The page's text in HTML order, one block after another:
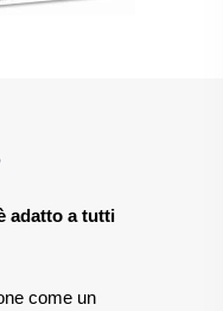
adatto a tutti
come un